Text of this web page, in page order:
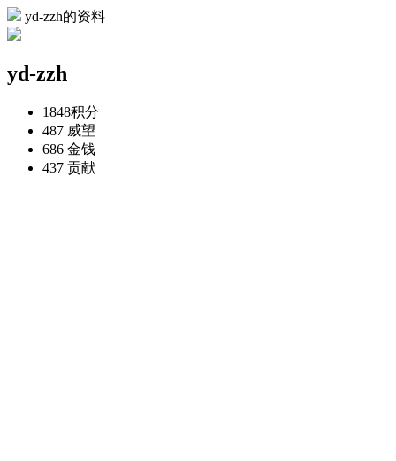
yd-zzh的资料
yd-zzh
1848积分
487 威望
686 金钱
437 贡献